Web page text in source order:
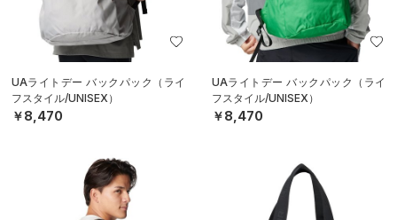
UAライトデー バックパック（ライ
フスタイル/UNISEX）
￥8,470
UAライトデー バックパック（ライ
フスタイル/UNISEX）
￥8,470